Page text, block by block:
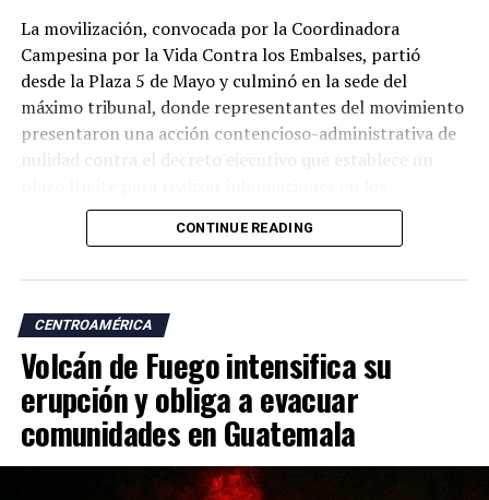
La movilización, convocada por la Coordinadora
Campesina por la Vida Contra los Embalses, partió
desde la Plaza 5 de Mayo y culminó en la sede del
máximo tribunal, donde representantes del movimiento
presentaron una acción contencioso-administrativa de
nulidad contra el decreto ejecutivo que establece un
cementerios que serán afectados por el proyecto.
antorchas y llevaron productos agrícolas como
plátanos, piñas, mangos y limones, que depositaron en
las escalinatas de la Corte como símbolo del impacto
que, aseguran, tendrá la obra sobre sus medios de vida.
«Hoy vamos a presentar a la Corte un amparo contra
ese decreto. Tiene que derogarse. Esto no puede
continuar», declaró a EFE el vicepresidente de la
Coordinadora Campesina contra los Embalses, José
CONTINUE READING
CENTROAMÉRICA
Volcán de Fuego intensifica su
erupción y obliga a evacuar
comunidades en Guatemala